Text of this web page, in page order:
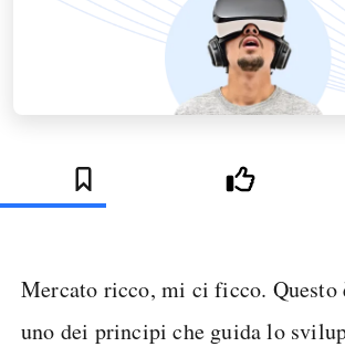
Mercato ricco, mi ci ficco.
uno dei principi che guida lo